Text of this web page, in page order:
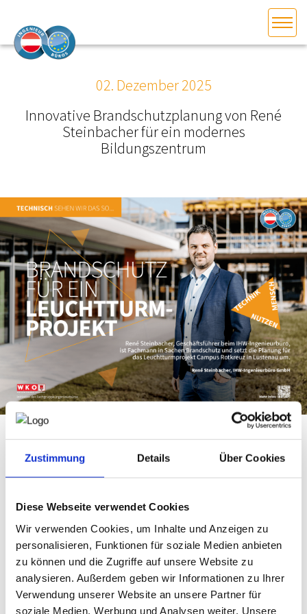
Zustimmung Details Über Cookies
Diese Webseite verwendet Cookies
Wir verwenden Cookies, um Inhalte und Anzeigen zu
personalisieren, Funktionen für soziale Medien anbieten
zu können und die Zugriffe auf unsere Website zu
analysieren. Außerdem geben wir Informationen zu Ihrer
Verwendung unserer Website an unsere Partner für
soziale Medien, Werbung und Analysen weiter. Unsere
DAS INGENIEURBÜRO
MITGLIEDER­VERZEICHNIS
SERVICE
KONTAKT
PRÜFING
02. Dezember 2025
Innovative Brandschutzplanung von René
Steinbacher für ein modernes
Bildungszentrum
Die neue Imagekampagne macht sichtbar, wie viel
Innovationskraft in den Vorarlberger Ingenieurbüros steckt:
Räume, in denen Technik Menschen stärkt und Zukunft
Innovative Brandschutzplanung von René Steinbacher
für ein modernes Bildungszentrum
In Lustenau entsteht mit dem Campus Rotkreuz ein wahres
Leuchtturmprojekt. Unter einem Dach werden Volksschule,